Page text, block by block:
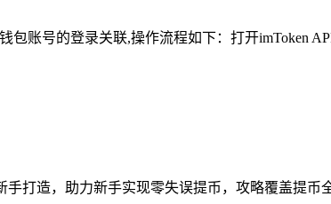
包账号的登录关联,操作流程如下：打开imToken
打造，助力新手实现零失误提币，攻略覆盖提币